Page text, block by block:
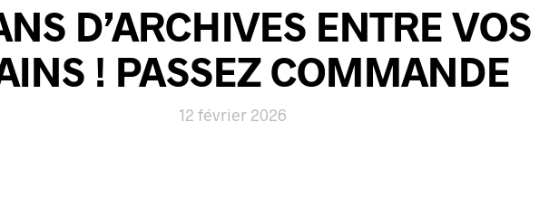
D’ARCHIVES ENTRE VOS
! PASSEZ COMMANDE
12 février 2026